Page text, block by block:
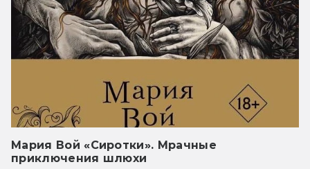
Мария Вой «Сиротки». Мрачные
приключения шлюхи